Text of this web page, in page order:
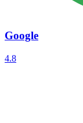
Google
4.8